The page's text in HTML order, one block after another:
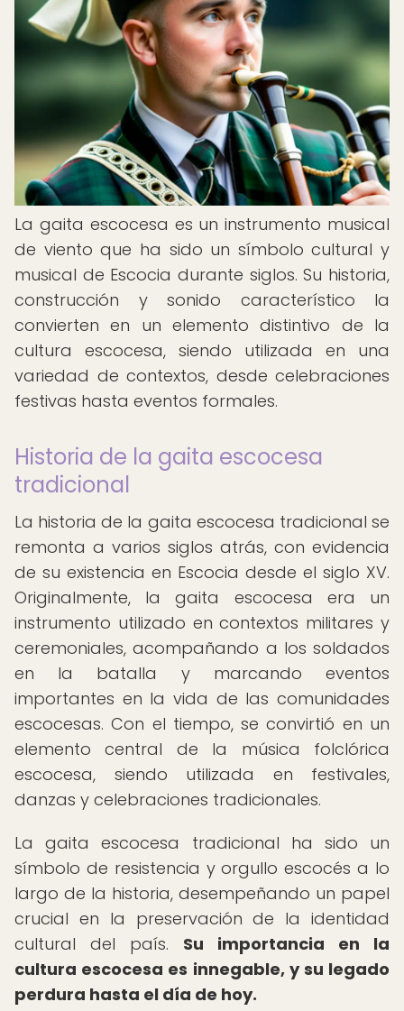
La gaita escocesa es un instrumento musical
de viento que ha sido un símbolo cultural y
musical de Escocia durante siglos. Su historia,
construcción y sonido característico la
convierten en un elemento distintivo de la
cultura escocesa, siendo utilizada en una
variedad de contextos, desde celebraciones
festivas hasta eventos formales.
Historia de la gaita escocesa
tradicional
La historia de la gaita escocesa tradicional se
remonta a varios siglos atrás, con evidencia
de su existencia en Escocia desde el siglo XV.
Originalmente, la gaita escocesa era un
instrumento utilizado en contextos militares y
ceremoniales, acompañando a los soldados
en la batalla y marcando eventos
importantes en la vida de las comunidades
escocesas. Con el tiempo, se convirtió en un
elemento central de la música folclórica
escocesa, siendo utilizada en festivales,
danzas y celebraciones tradicionales.
La gaita escocesa tradicional ha sido un
símbolo de resistencia y orgullo escocés a lo
largo de la historia, desempeñando un papel
crucial en la preservación de la identidad
cultural del país. Su importancia en la
cultura escocesa es innegable, y su legado
perdura hasta el día de hoy.